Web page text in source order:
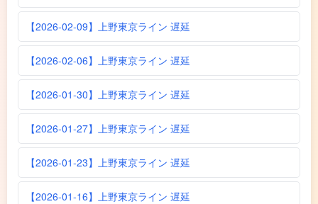
【2026-02-09】上野東京ライン 遅延
【2026-02-06】上野東京ライン 遅延
【2026-01-30】上野東京ライン 遅延
【2026-01-27】上野東京ライン 遅延
【2026-01-23】上野東京ライン 遅延
【2026-01-16】上野東京ライン 遅延